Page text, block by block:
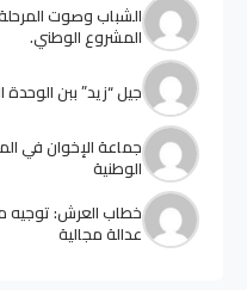
الشباب وصوت
المشروع الوطني.
جيل “زيد” ببن الوحدة
جماعة الإخوان في
الوطنية
خطاب العرش: توجيه
عدالة مجالية